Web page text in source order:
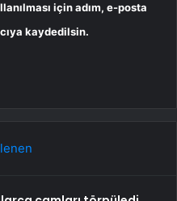
için adım, e-posta
kaydedilsin.